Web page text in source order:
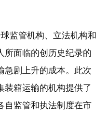
监管机构、立法机构和
所面临的创历史纪录的
急剧上升的成本。此次
装箱运输的机构提供了
自监管和执法制度在市